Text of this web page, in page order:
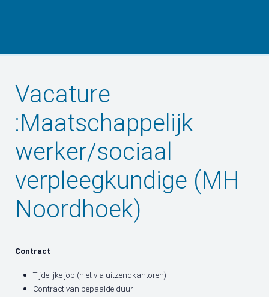
Vacature
:Maatschappelijk
werker/sociaal
verpleegkundige (MH
Noordhoek)
Contract
Tijdelijke job (niet via uitzendkantoren)
Contract van bepaalde duur